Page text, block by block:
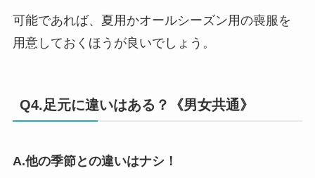
可能であれば、夏用かオールシーズン用の喪服を
用意しておくほうが良いでしょう。
Q4.足元に違いはある？《男女共通》
A.他の季節との違いはナシ！